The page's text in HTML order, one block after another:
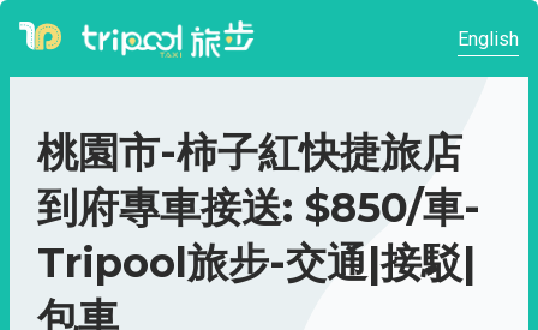
English
桃園市-柿子紅快捷旅店
到府專車接送: $850/車-
Tripool旅步-交通|接駁|
包車